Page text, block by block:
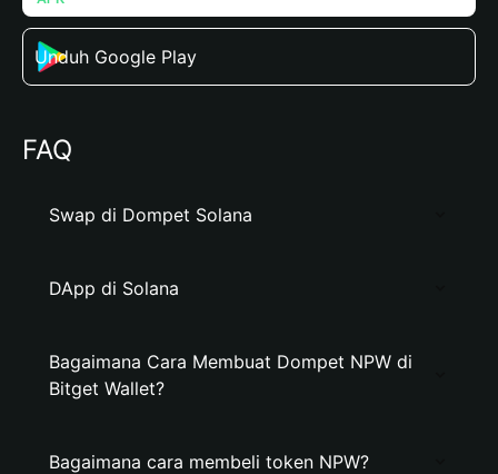
Unduh Google Play
FAQ
Swap di Dompet Solana
DApp di Solana
Bagaimana Cara Membuat Dompet NPW di
Bitget Wallet?
Bagaimana cara membeli token NPW?